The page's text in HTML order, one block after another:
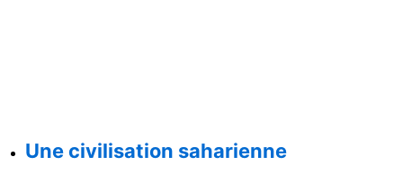
Une civilisation saharienne